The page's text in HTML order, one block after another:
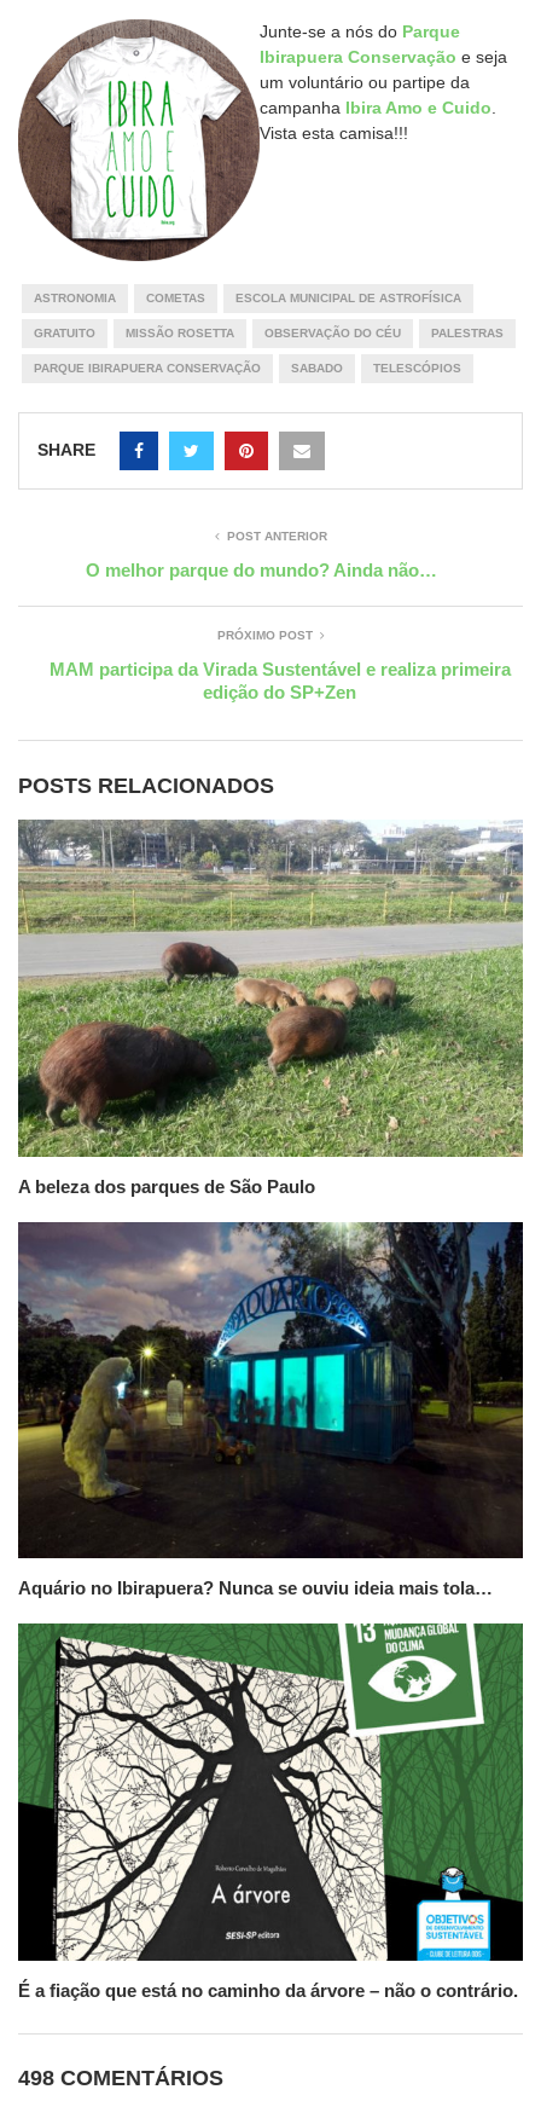
Junte-se a nós do Parque
Ibirapuera Conservação e seja
um voluntário ou partipe da
campanha Ibira Amo e Cuido
Vista esta camisa!!!
ASTRONOMIA COMETAS ESCOLA MUNICIPAL DE ASTROFÍSICA
GRATUITO MISSÃO ROSETTA OBSERVAÇÃO DO CÉU PALESTRAS
PARQUE IBIRAPUERA CONSERVAÇÃO SABADO TELESCÓPIOS
SHARE
POST ANTERIOR
O melhor parque do mundo? Ainda não…
PRÓXIMO POST
MAM participa da Virada Sustentável e realiza primeira
edição do SP+Zen
POSTS RELACIONADOS
A beleza dos parques de São Paulo
Aquário no Ibirapuera? Nunca se ouviu ideia mais tola…
É a fiação que está no caminho da árvore – não o contrário.
498 COMENTÁRIOS